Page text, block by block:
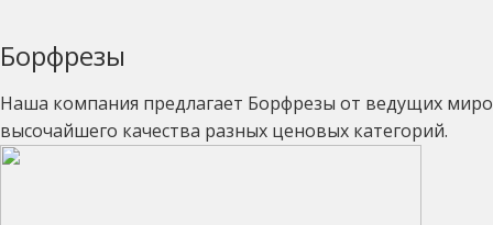
Борфрезы
Наша компания предлагает Борфрезы от ведущих
высочайшего качества разных ценовых категорий.